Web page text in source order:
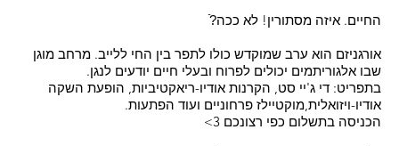
החיים. איזה מסתורין! לא ככה?ֿ
אורגניזם הוא ערב שמוקדש כולו לתפר בין החי ללייב. מרחב מוגן
שבו אלגוריתמים יכולים לפרוח ובעלי חיים יודעים לנגן.
בתפריט: די ג'יי סט, הקרנות אודיו-ריאקטיביות, הופעת השקה
אודיו-ויזואלית,מוקטיילז פרחוניים ועוד הפתעות.
הכניסה בתשלום כפי רצונכם 3>